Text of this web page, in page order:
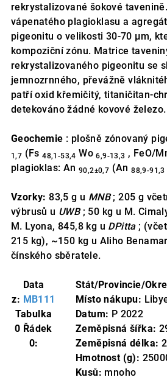
rekrystalizované šokové
vápenatého plagioklasu a
pigeonitu o velikosti 30-70 µm,
kompoziční zónu. Matrice
rekrystalizovaného pigeonitu se
jemnozrnného, ​​převážně
patří oxid křemičitý, titaničitan-
detekováno žádné kovové železo.
Geochemie : plošně zónovaný
1,7 (Fs 48,1-53,4 Wo 6,9-13,3 , FeO/
plagioklas: An 90,2±0,7 (An 88,9-91,3
Vzorky: 83,5 g u MNB ; 205 g
výbrusů u UWB ; 50 kg u M.
M. Lyona, 845,8 kg u DPitta ;
215 kg), ~150 kg u Aliho
čínského sběratele.
Data
z: MB111
Tabulka
0 Řádek
0:
Stát/Provincie/
Místo nákupu:
Datum: P 2022
Zeměpisná šířka:
Zeměpisná délka:
Hmotnost (g):
Kusů: mnoho